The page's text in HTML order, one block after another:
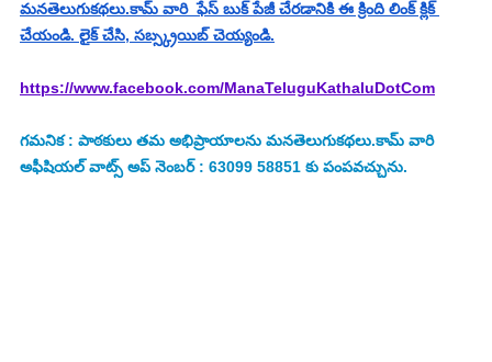
మనతెలుగుకథలు.కామ్ వారి  ఫేస్ బుక్ పేజీ చేరడానికి ఈ క్రింది లింక్ క్లిక్
చేయండి. లైక్ చేసి, సబ్స్క్రయిబ్ చెయ్యండి.
https://www.facebook.com/ManaTeluguKathaluDotCom
గమనిక : పాఠకులు తమ అభిప్రాయాలను మనతెలుగుకథలు.కామ్ వారి
అఫీషియల్ వాట్స్ అప్ నెంబర్ : 63099 58851 కు పంపవచ్చును.